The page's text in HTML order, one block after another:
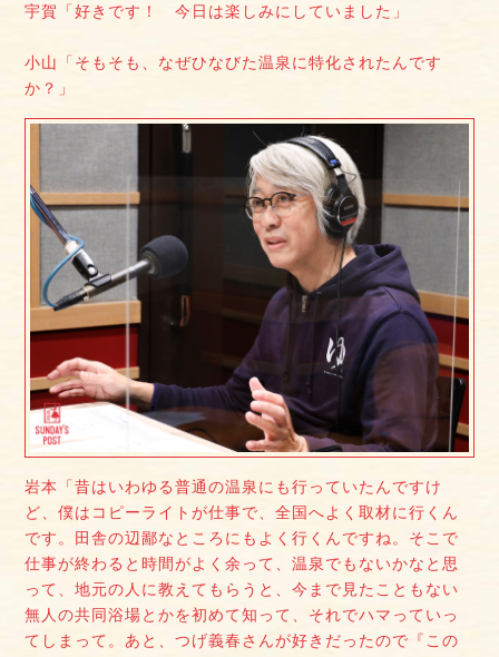
宇賀「好きです！ 今日は楽しみにしていました」
小山「そもそも、なぜひなびた温泉に特化されたんです
か？」
岩本「昔はいわゆる普通の温泉にも行っていたんですけ
ど、僕はコピーライトが仕事で、全国へよく取材に行くん
です。田舎の辺鄙なところにもよく行くんですね。そこで
仕事が終わると時間がよく余って、温泉でもないかなと思
って、地元の人に教えてもらうと、今まで見たこともない
無人の共同浴場とかを初めて知って、それでハマっていっ
てしまって。あと、つげ義春さんが好きだったので『この